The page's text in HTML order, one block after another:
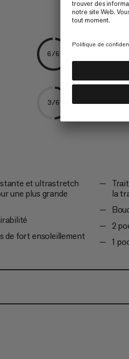
6/6
3/6 Everyday
et ultrastretch
une plus grande
de fort ensoleillement
la
2
1